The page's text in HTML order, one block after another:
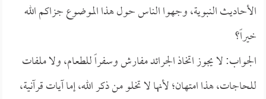
الأحاديث النبوية، وجهوا الناس حول هذا الموضوع جزاكم الله
خيراً؟
الجواب: لا يجوز اتخاذ الجرائد مفارش وسفراً للطعام، ولا ملفات
للحاجات، هذا امتهان؛ لأنها لا تخلو من ذكر الله، إما آيات قرآنية،